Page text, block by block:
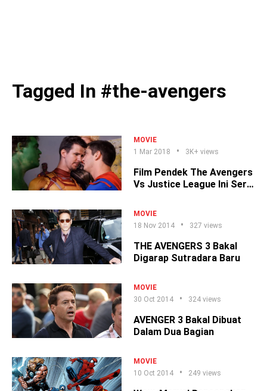
Tagged In #the-avengers
MOVIE
1 Mar 2018
3K+ views
Film Pendek The Avengers
Vs Justice League Ini Seru
MOVIE
18 Nov 2014
327 views
THE AVENGERS 3 Bakal
Digarap Sutradara Baru
MOVIE
30 Oct 2014
324 views
AVENGER 3 Bakal Dibuat
Dalam Dua Bagian
MOVIE
10 Oct 2014
249 views